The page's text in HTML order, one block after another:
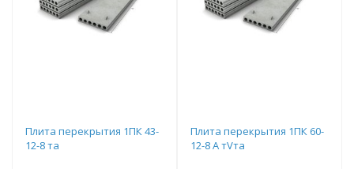
Плита перекрытия 1ПК 43-
12-8 та
Плита перекрытия 1ПК 60-
12-8 А тVта